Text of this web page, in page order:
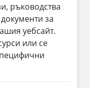
ръководства
за
уебсайт.
или се